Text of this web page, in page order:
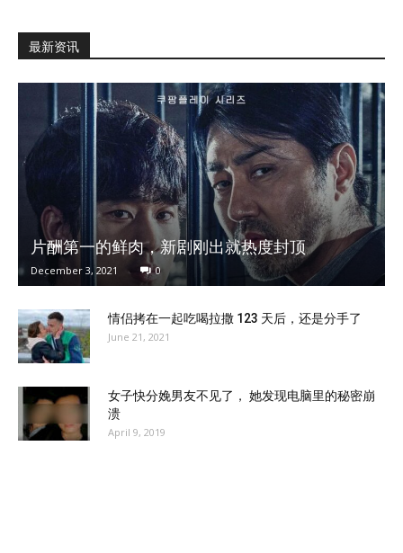
最新资讯
片酬第一的鲜肉，新剧刚出就热度封顶
December 3, 2021 0
情侣拷在一起吃喝拉撒 123 天后，还是分手了
June 21, 2021
女子快分娩男友不见了， 她发现电脑里的秘密崩
溃
April 9, 2019